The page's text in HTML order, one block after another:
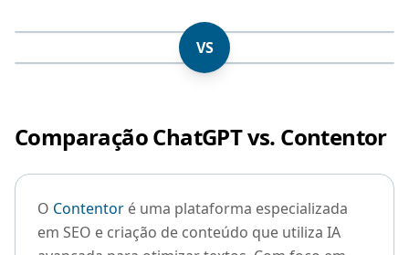
VS
Comparação ChatGPT vs. Contentor
O Contentor é uma plataforma especializada
em SEO e criação de conteúdo que utiliza IA